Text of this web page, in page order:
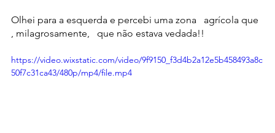
Olhei para a esquerda e percebi uma zona   agrícola que
, milagrosamente,   que não estava vedada!!
https://video.wixstatic.com/video/9f9150_f3d4b2a12e5b458493a8c
50f7c31ca43/480p/mp4/file.mp4